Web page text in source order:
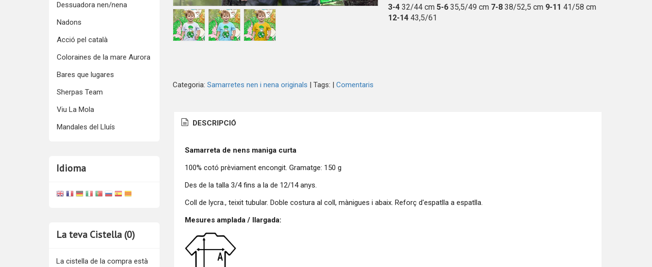
Dessuadora nen/nena
Nadons
Acció pel català
Coloraines de la mare Aurora
Bares que lugares
Sherpas Team
Viu La Mola
Mandales del Lluís
Idioma
La teva Cistella (0)
La cistella de la compra està
3-4 32/44 cm 5-635,5/49 cm 7-8 38/52,5 cm 9-11 41/58 cm
12-1443,5/61
Categoria: Samarretes nen i nena originals | Tags: | Comentaris
DESCRIPCIÓ
Samarreta de nens maniga curta
100% cotó prèviament encongit. Gramatge: 150 g
Des de la talla 3/4 fins a la de 12/14 anys.
Coll de lycra., teixit tubular. Doble costura al coll, mànigues i abaix. Reforç d'espatlla a espatlla.
Mesures amplada / llargada: